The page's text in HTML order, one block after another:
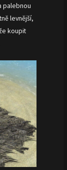
palebnou
levnější,
koupit